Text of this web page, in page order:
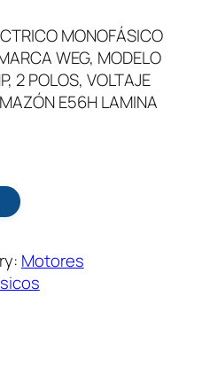
MONOFÁSICO
WEG, MODELO
2 POLOS, VOLTAJE
E56H LAMINA
Motores